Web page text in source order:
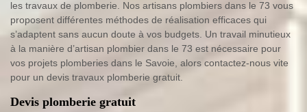
les travaux de plomberie. Nos artisans plombiers dans le 73 vous
proposent différentes méthodes de réalisation efficaces qui
s’adaptent sans aucun doute à vos budgets. Un travail minutieux
à la manière d’artisan plombier dans le 73 est nécessaire pour
vos projets plomberies dans le Savoie, alors contactez-nous vite
pour un devis travaux plomberie gratuit.
Devis plomberie gratuit